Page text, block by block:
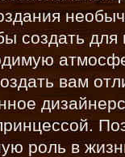
создать для
вам
роль в